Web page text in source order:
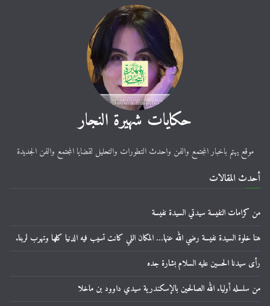
حكايات شهيرة النجار
موقع يهتم باخبار المجتمع والفن واحدث التطورات والتحليل لقضايا المجتمع والفن الجديدة
أحدث المقالات
من كرامات النفيسة سيدتي السيدة نفيسة
هنا خلوة السيدة نفيسة رضي الله عنها… المكان اللي كانت تسيب فيه الدنيا كلها وتهرب لربنا.
رأى سيدنا الحسين عليه السلام بشارة جده
من سلسله أولياء الله الصالحين بالإسكندرية سيدي داوود بن ماخلا